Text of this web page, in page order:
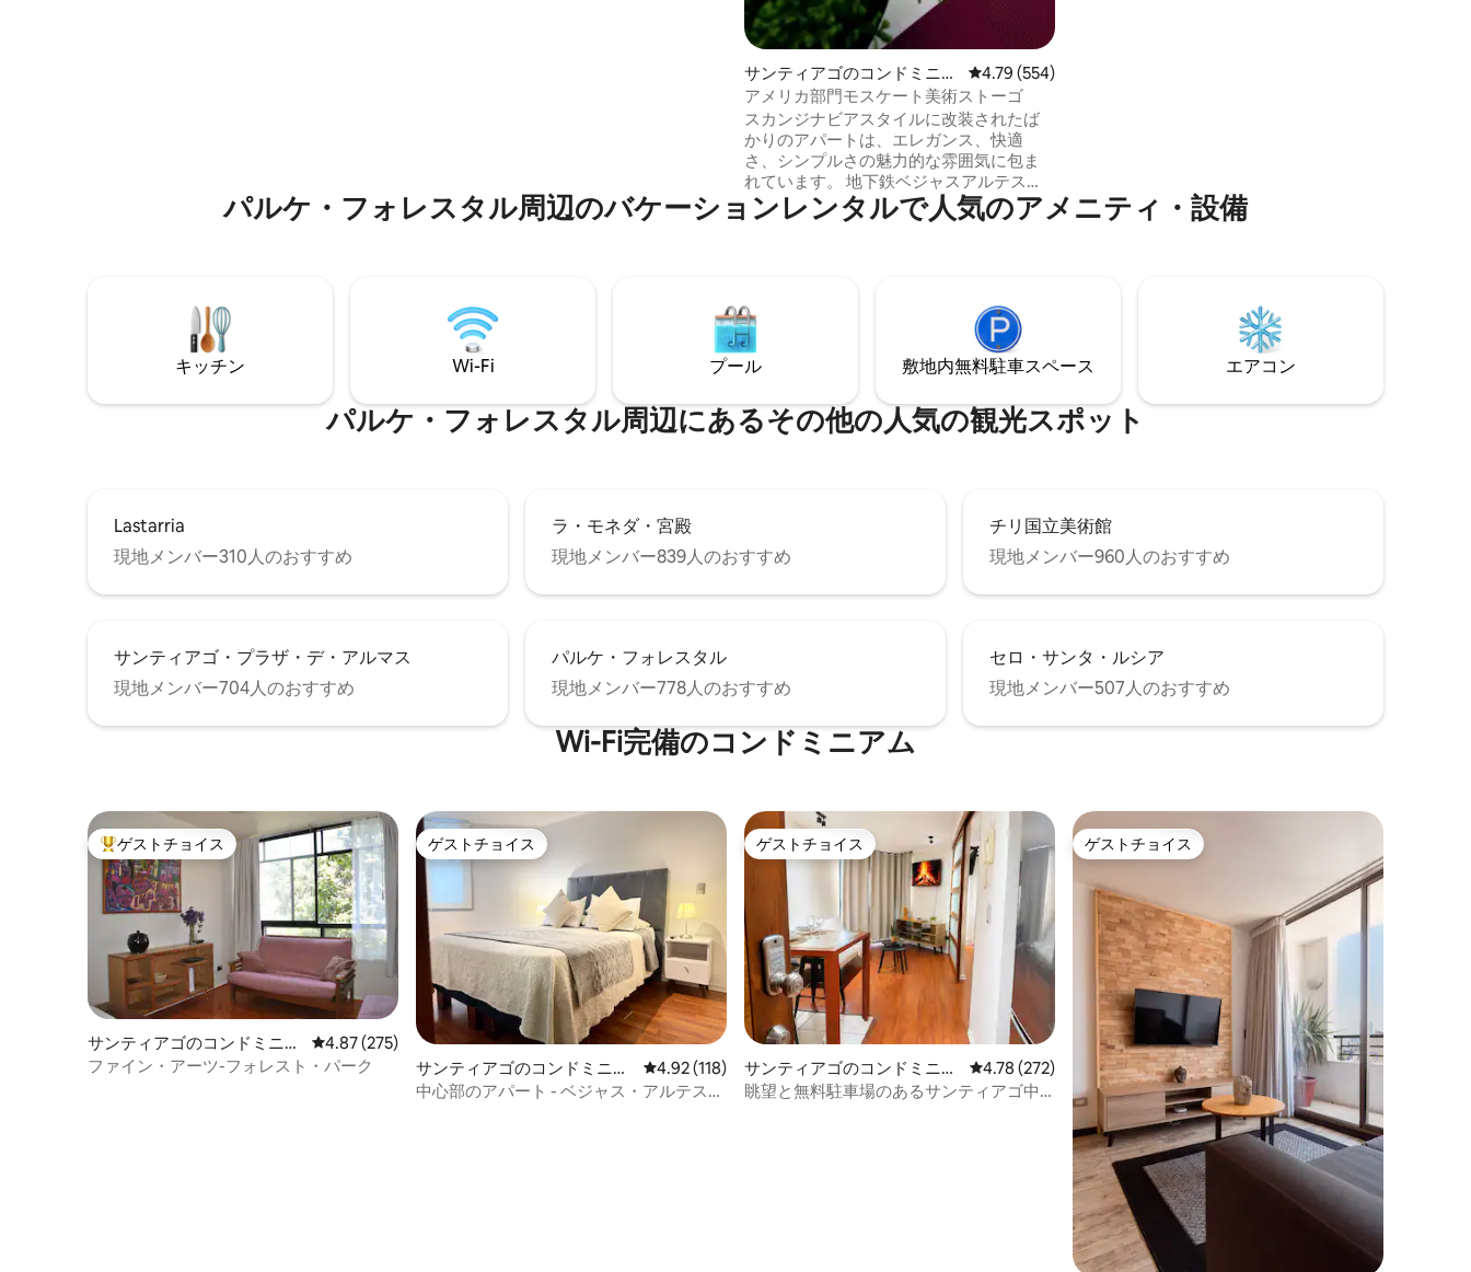
伝いさせていただきます。
サンティアゴのコンドミニア
ム
レビュー554件、5つ星中4.79つ星の平均評価
4.79 (554)
アメリカ部門モスケート美術ストーゴ
スカンジナビアスタイルに改装されたば
かりのアパートは、エレガンス、快適
さ、シンプルさの魅力的な雰囲気に包ま
れています。 地下鉄ベジャスアルテス
駅、美術館、セロ・サンタ・ルシア、公
園、レストラン、カフェ、バー、スーパ
ーム、ソファーベッドを完備した、ご滞
在に最適な場所です。 美しく改装された
アパートで、非常に高い評価を得ていま
す。快適で、心地よいです。お待ちして
パルケ・フォレスタル⁠周⁠辺⁠のバ⁠ケ⁠ー⁠シ⁠ョ⁠ン⁠レ⁠ン⁠タ⁠ル⁠で人⁠気⁠のア⁠メ⁠ニ⁠テ⁠ィ⁠・⁠設⁠備
キッチン Wi-Fi プール 敷地内無料駐⁠車ス⁠ペ⁠ー⁠ス エアコン
パルケ・フォレスタル⁠周⁠辺⁠に⁠あ⁠るそ⁠の⁠他⁠の人⁠気⁠の観⁠光⁠ス⁠ポ⁠ッ⁠ト
Lastarria
現地メンバー310人のおすすめ
ラ・モネダ・宮殿
現地メンバー839人のおすすめ
チリ国立美術館
現地メンバー960人のおすすめ
サンティアゴ・プラザ・デ・アルマス
現地メンバー704人のおすすめ
パルケ・フォレスタル
現地メンバー778人のおすすめ
セロ・サンタ・ルシア
現地メンバー507人のおすすめ
Wi-Fi完備のコンドミニアム
大好評のゲストチョイスです。
ゲストチョイス
サンティアゴのコンドミニア
ム
レビュー275件、5つ星中4.87つ星の平均評価
4.87 (275)
ファイン・アーツ-フォレスト・パーク
ゲストチョイス
ゲストチョイス
サンティアゴのコンドミニア
ム
レビュー118件、5つ星中4.92つ星の平均評価
4.92 (118)
中心部のアパート - ベジャス・アルテス・
ゲストチョイス
ゲストチョイス
サンティアゴのコンドミニア
ム
レビュー272件、5つ星中4.78つ星の平均評価
4.78 (272)
眺望と無料駐車場のあるサンティアゴ中
ゲストチョイス
ゲストチョイス